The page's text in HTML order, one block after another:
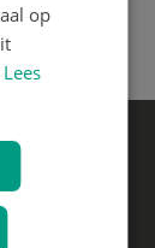
op
Lees